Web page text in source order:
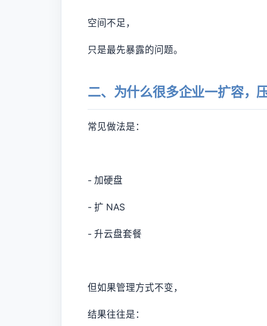
空间不足，
只是最先暴露的问题。
二、为什么很多企业一扩容，
常见做法是：
- 加硬盘
- 扩 NAS
- 升云盘套餐
但如果管理方式不变，
结果往往是：